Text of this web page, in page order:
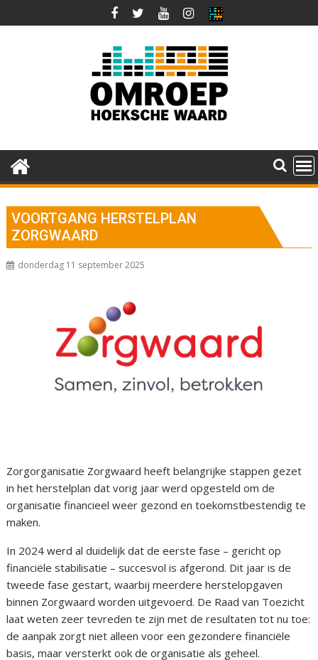
naar
VOORTGANG HERSTELPLAN
ZORGWAARD
donderdag 11 september 2025
Zorgorganisatie Zorgwaard heeft belangrijke stappen gezet
in het herstelplan dat vorig jaar werd opgesteld om de
organisatie financieel weer gezond en toekomstbestendig te
maken.
In 2024 werd al duidelijk dat de eerste fase – gericht op
financiële stabilisatie – succesvol is afgerond. Dit jaar is de
tweede fase gestart, waarbij meerdere herstelopgaven
binnen Zorgwaard worden uitgevoerd. De Raad van Toezicht
laat weten zeer tevreden te zijn met de resultaten tot nu toe:
de aanpak zorgt niet alleen voor een gezondere financiële
basis, maar versterkt ook de organisatie als geheel.